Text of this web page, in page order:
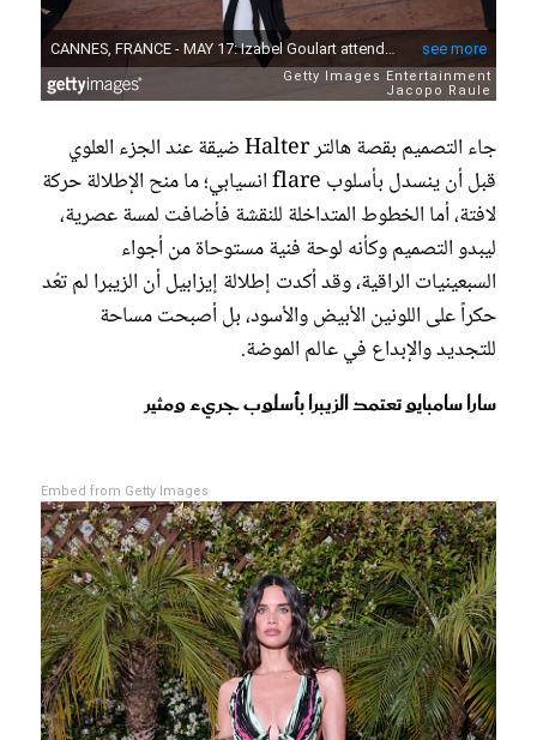
جاء التصميم بقصة هالتر Halter ضيقة عند الجزء العلوي
قبل أن ينسدل بأسلوب flare انسيابي؛ ما منح الإطلالة حركة
لافتة، أما الخطوط المتداخلة للنقشة فأضافت لمسة عصرية،
ليبدو التصميم وكأنه لوحة فنية مستوحاة من أجواء
السبعينيات الراقية، وقد أكدت إطلالة إيزابيل أن الزيبرا لم تعُد
حكراً على اللونين الأبيض والأسود، بل أصبحت مساحة
للتجديد والإبداع في عالم الموضة.
سارا سامبايو تعتمد الزيبرا بأسلوب جريء ومثير
Embed from Getty Images